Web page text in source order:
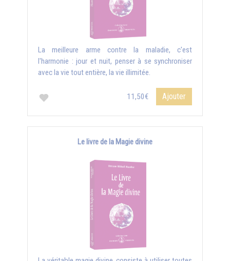
La meilleure arme contre la maladie, c'est
l'harmonie : jour et nuit, penser à se synchroniser
avec la vie tout entière, la vie illimitée.
11,50€ Ajouter
Le livre de la Magie divine